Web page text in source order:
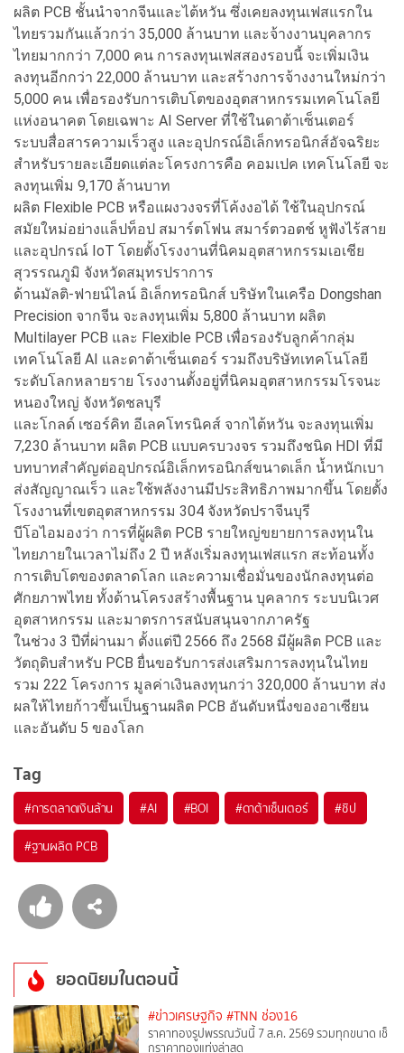
ผลิต PCB ชั้นนำจากจีนและไต้หวัน ซึ่งเคยลงทุนเฟสแรกใน
ไทยรวมกันแล้วกว่า 35,000 ล้านบาท และจ้างงานบุคลากร
ไทยมากกว่า 7,000 คน การลงทุนเฟสสองรอบนี้ จะเพิ่มเงิน
ลงทุนอีกกว่า 22,000 ล้านบาท และสร้างการจ้างงานใหม่กว่า
5,000 คน เพื่อรองรับการเติบโตของอุตสาหกรรมเทคโนโลยี
แห่งอนาคต โดยเฉพาะ AI Server ที่ใช้ในดาต้าเซ็นเตอร์
ระบบสื่อสารความเร็วสูง และอุปกรณ์อิเล็กทรอนิกส์อัจฉริยะ
สำหรับรายละเอียดแต่ละโครงการคือ คอมเปค เทคโนโลยี จะ
ลงทุนเพิ่ม 9,170 ล้านบาท
ผลิต Flexible PCB หรือแผงวงจรที่โค้งงอได้ ใช้ในอุปกรณ์
สมัยใหม่อย่างแล็ปท็อป สมาร์ตโฟน สมาร์ตวอตช์ หูฟังไร้สาย
และอุปกรณ์ IoT โดยตั้งโรงงานที่นิคมอุตสาหกรรมเอเชีย
สุวรรณภูมิ จังหวัดสมุทรปราการ
ด้านมัลติ-ฟายน์ไลน์ อิเล็กทรอนิกส์ บริษัทในเครือ Dongshan
Precision จากจีน จะลงทุนเพิ่ม 5,800 ล้านบาท ผลิต
Multilayer PCB และ Flexible PCB เพื่อรองรับลูกค้ากลุ่ม
เทคโนโลยี AI และดาต้าเซ็นเตอร์ รวมถึงบริษัทเทคโนโลยี
ระดับโลกหลายราย โรงงานตั้งอยู่ที่นิคมอุตสาหกรรมโรจนะ
หนองใหญ่ จังหวัดชลบุรี
และโกลด์ เซอร์คิท อีเลคโทรนิคส์ จากไต้หวัน จะลงทุนเพิ่ม
7,230 ล้านบาท ผลิต PCB แบบครบวงจร รวมถึงชนิด HDI ที่มี
บทบาทสำคัญต่ออุปกรณ์อิเล็กทรอนิกส์ขนาดเล็ก น้ำหนักเบา
ส่งสัญญาณเร็ว และใช้พลังงานมีประสิทธิภาพมากขึ้น โดยตั้ง
โรงงานที่เขตอุตสาหกรรม 304 จังหวัดปราจีนบุรี
บีโอไอมองว่า การที่ผู้ผลิต PCB รายใหญ่ขยายการลงทุนใน
ไทยภายในเวลาไม่ถึง 2 ปี หลังเริ่มลงทุนเฟสแรก สะท้อนทั้ง
การเติบโตของตลาดโลก และความเชื่อมั่นของนักลงทุนต่อ
ศักยภาพไทย ทั้งด้านโครงสร้างพื้นฐาน บุคลากร ระบบนิเวศ
อุตสาหกรรม และมาตรการสนับสนุนจากภาครัฐ
ในช่วง 3 ปีที่ผ่านมา ตั้งแต่ปี 2566 ถึง 2568 มีผู้ผลิต PCB และ
วัตถุดิบสำหรับ PCB ยื่นขอรับการส่งเสริมการลงทุนในไทย
รวม 222 โครงการ มูลค่าเงินลงทุนกว่า 320,000 ล้านบาท ส่ง
ผลให้ไทยก้าวขึ้นเป็นฐานผลิต PCB อันดับหนึ่งของอาเซียน
และอันดับ 5 ของโลก
Tag
#การตลาดเงินล้าน #AI #BOI #ดาต้าเซ็นเตอร์ #ชิป
#ฐานผลิต PCB
ยอดนิยมในตอนนี้
#ข่าวเศรษฐกิจ #TNN ช่อง16
ราคาทองรูปพรรณวันนี้ 7 ส.ค. 2569 รวมทุกขนาด เช็
กราคาทองแท่งล่าสุด